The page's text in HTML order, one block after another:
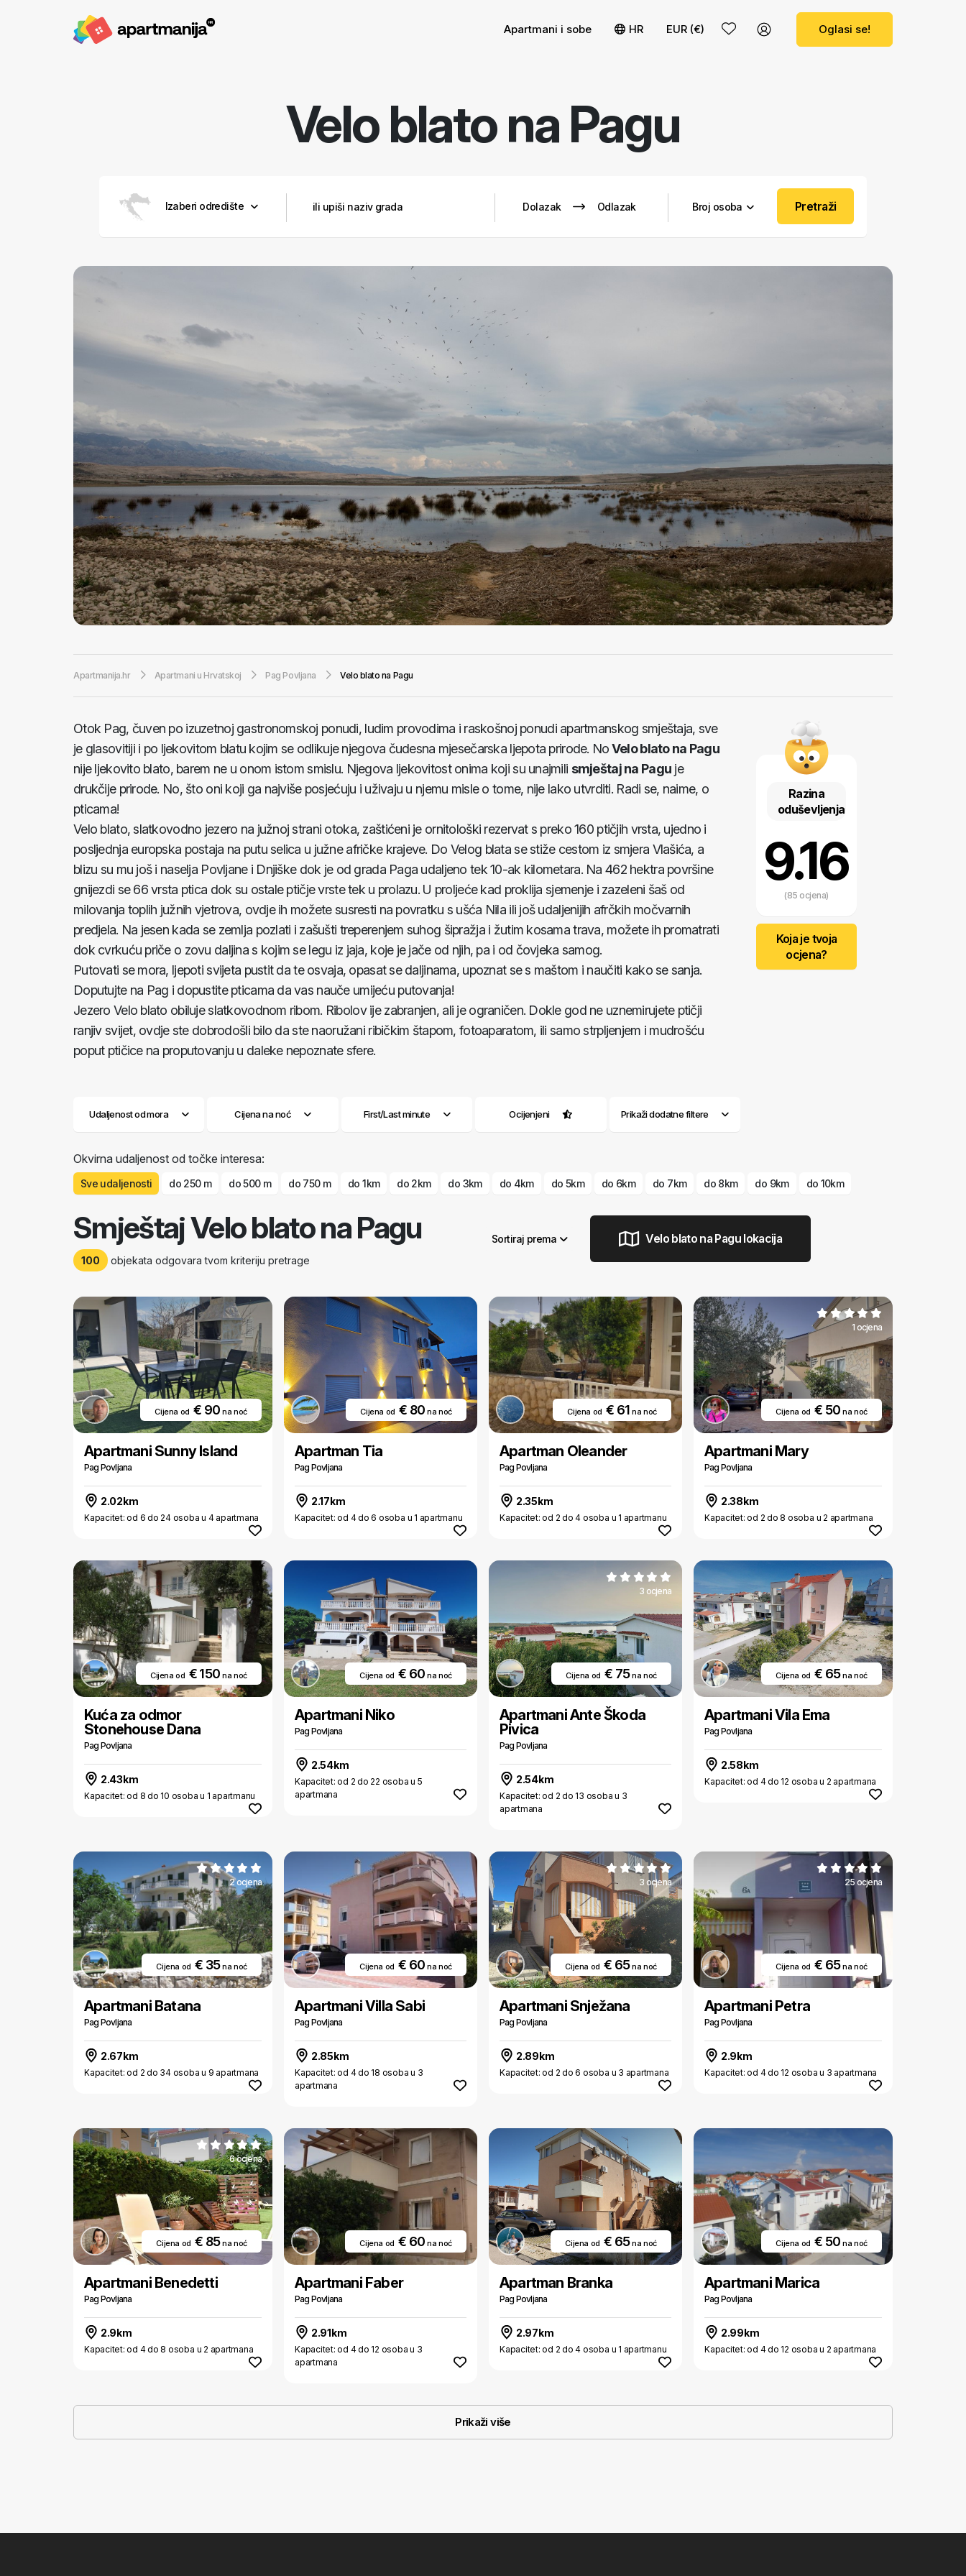
Apartmani i sobe HR EUR (€) Oglasi se!
Velo blato na Pagu
Izaberi odredište Broj osoba Pretraži
Apartmanija.hr Apartmani u Hrvatskoj Pag Povljana Velo blato na Pagu
Otok Pag, čuven po izuzetnoj gastronomskoj ponudi, ludim provodima i raskošnoj ponudi apartmanskog smještaja, sve
je glasovitiji i po ljekovitom blatu kojim se odlikuje njegova čudesna mjesečarska ljepota prirode. NoVelo blato na Pagu
nije ljekovito blato, barem ne u onom istom smislu. Njegova ljekovitost onima koji su unajmili smještaj na Pagu je
drukčije prirode. No, što oni koji ga najviše posjećuju i uživaju u njemu misle o tome, nije lako utvrditi. Radi se, naime, o
pticama!
Velo blato, slatkovodno jezero na južnoj strani otoka, zaštićeni je ornitološki rezervat s preko 160 ptičjih vrsta, ujedno i
posljednja europska postaja na putu selica u južne afričke krajeve. Do Velog blata se stiže cestom iz smjera Vlašića, a
blizu su mu još i naselja Povljane i Dnjiške dok je od grada Paga udaljeno tek 10-ak kilometara. Na 462 hektra površine
gnijezdi se 66 vrsta ptica dok su ostale ptičje vrste tek u prolazu. U proljeće kad proklija sjemenje i zazeleni šaš od
milovanja toplih južnih vjetrova, ovdje ih možete susresti na povratku s ušća Nila ili još udaljenijih afrčkih močvarnih
predjela. Na jesen kada se zemlja pozlati i zašušti treperenjem suhog šipražja i žutim kosama trava, možete ih promatrati
dok cvrkuću priče o zovu daljina s kojim se legu iz jaja, koje je jače od njih, pa i od čovjeka samog.
Putovati se mora, ljepoti svijeta pustit da te osvaja, opasat se daljinama, upoznat se s maštom i naučiti kako se sanja.
Doputujte na Pag i dopustite pticama da vas nauče umijeću putovanja!
Jezero Velo blato obiluje slatkovodnom ribom. Ribolov ije zabranjen, ali je ograničen. Dokle god ne uznemirujete ptičji
ranjiv svijet, ovdje ste dobrodošli bilo da ste naoružani ribičkim štapom, fotoaparatom, ili samo strpljenjem i mudrošću
poput ptičice na proputovanju u daleke nepoznate sfere.
Razina
oduševljenja
9.16
(85 ocjena)
Koja je tvoja
ocjena?
Udaljenost od mora Cijena na noć First/Last minute Ocijenjeni Prikaži dodatne filtere
Okvirna udaljenost od točke interesa:
Sve udaljenosti do 250 m do 500 m do 750 m do 1km do 2km do 3km do 4km do 5km do 6km do 7km do 8km do 9km do 10km
Smještaj Velo blato na Pagu
100 objekata odgovara tvom kriteriju pretrage
Sortiraj prema Velo blato na Pagu lokacija
Cijena od € 90na noć
Apartmani Sunny Island
Pag Povljana
2.02km
Kapacitet: od 6 do 24 osoba u 4 apartmana
Cijena od € 80na noć
Apartman Tia
Pag Povljana
2.17km
Kapacitet: od 4 do 6 osoba u 1 apartmanu
Cijena od € 61na noć
Apartman Oleander
Pag Povljana
2.35km
Kapacitet: od 2 do 4 osoba u 1 apartmanu
1 ocjena
Cijena od € 50na noć
Apartmani Mary
Pag Povljana
2.38km
Kapacitet: od 2 do 8 osoba u 2 apartmana
Cijena od € 150na noć
Kuća za odmor
Stonehouse Dana
Pag Povljana
2.43km
Kapacitet: od 8 do 10 osoba u 1 apartmanu
Cijena od € 60na noć
Apartmani Niko
Pag Povljana
2.54km
Kapacitet: od 2 do 22 osoba u 5
apartmana
3 ocjena
Cijena od € 75na noć
Apartmani Ante Škoda
Pivica
Pag Povljana
2.54km
Kapacitet: od 2 do 13 osoba u 3
apartmana
Cijena od € 65na noć
Apartmani Vila Ema
Pag Povljana
2.58km
Kapacitet: od 4 do 12 osoba u 2 apartmana
2 ocjena
Cijena od € 35na noć
Apartmani Batana
Pag Povljana
2.67km
Kapacitet: od 2 do 34 osoba u 9 apartmana
Cijena od € 60na noć
Apartmani Villa Sabi
Pag Povljana
2.85km
Kapacitet: od 4 do 18 osoba u 3
apartmana
3 ocjena
Cijena od € 65na noć
Apartmani Snježana
Pag Povljana
2.89km
Kapacitet: od 2 do 6 osoba u 3 apartmana
25 ocjena
Cijena od € 65na noć
Apartmani Petra
Pag Povljana
2.9km
Kapacitet: od 4 do 12 osoba u 3 apartmana
6 ocjena
Cijena od € 85na noć
Apartmani Benedetti
Pag Povljana
2.9km
Kapacitet: od 4 do 8 osoba u 2 apartmana
Cijena od € 60na noć
Apartmani Faber
Pag Povljana
2.91km
Kapacitet: od 4 do 12 osoba u 3
apartmana
Cijena od € 65na noć
Apartman Branka
Pag Povljana
2.97km
Kapacitet: od 2 do 4 osoba u 1 apartmanu
Cijena od € 50na noć
Apartmani Marica
Pag Povljana
2.99km
Kapacitet: od 4 do 12 osoba u 2 apartmana
Prikaži više